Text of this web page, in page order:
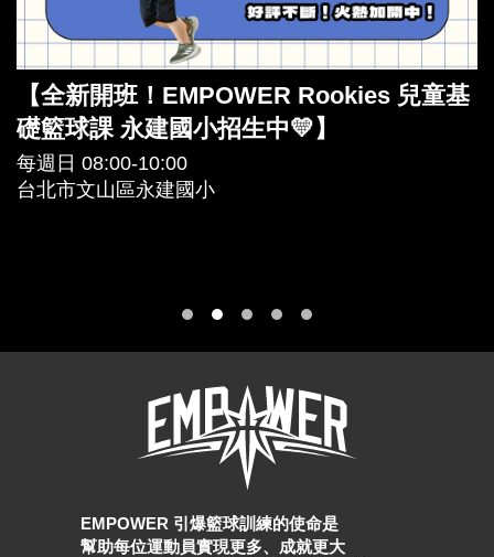
【全新開班！EMPOWER Rookies 兒童基
礎籃球課 永建國小招生中💛】
每週日 08:00-10:00
台北市文山區永建國小
EMPOWER 引爆籃球訓練的使命是
幫助每位運動員實現更多、成就更大